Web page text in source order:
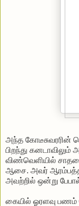
அந்த கோடீசுவரரின்
பிறந்து கனடாவிலும்
விண்வெளியில்
ஆசை. அவர்
அவற்றில் ஒன்று
கையில் ஓரளவு